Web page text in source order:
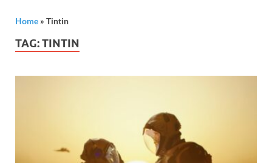
Home » Tintin
TAG:TINTIN